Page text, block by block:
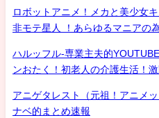
ロボットアニメ！メカと美少女
非モテ星人 ！あらゆるマニアの
ハルッフル-専業主夫的
ンおたく！初老人の介護生活！
アニゲタレスト（元祖！アニメ
ナベ的まとめ速報